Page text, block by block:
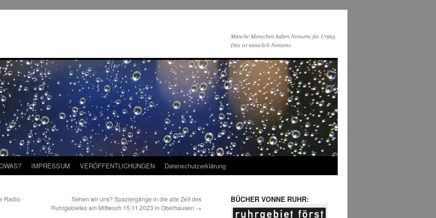
Manche Menschen halten Nonsens für Unfug.
Das ist natürlich Nonsens.
IMPRESSUM VERÖFFENTLICHUNGEN Datenschutzerklärung
Radio.
Sehen wir uns? Spaziergänge in die alte Zeit des
Ruhrgebietes am Mittwoch 15.11.2023 in Oberhausen →
BÜCHER VONNE RUHR: